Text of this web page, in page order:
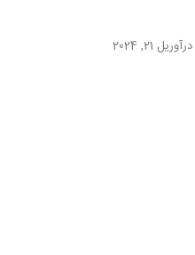
درآوریل 21, 2024